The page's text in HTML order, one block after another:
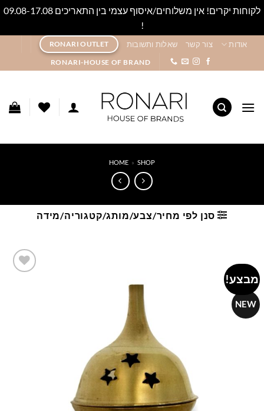
לקוחות יקרים! אין משלוחים/איסוף עצמי בין התאריכים 09.08-17.08
!
content
אודות צור קשר שאלות ותשובות RONARI OUTLET
RONARI-HOUSE OF BRAND
HOME » SHOP
סנן לפי מחיר/צבע/מותג/קטגוריה/מידה
מבצע!
NEW